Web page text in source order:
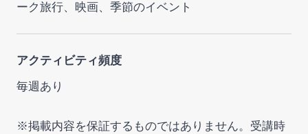
ーク旅行、映画、季節のイベント
アクティビティ頻度
毎週あり
※掲載内容を保証するものではありません。受講時